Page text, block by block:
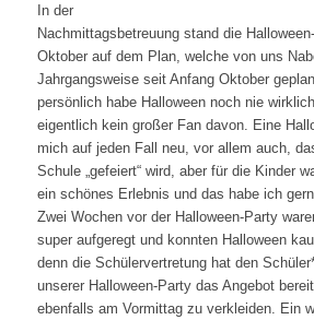
In der
Nachmittagsbetreuung stand die
Oktober auf dem Plan, welche von uns
Jahrgangsweise seit Anfang Oktober
persönlich habe Halloween noch nie
eigentlich kein großer Fan davon. Eine
mich auf jeden Fall neu, vor allem auch,
Schule „gefeiert“ wird, aber für die Kinder
ein schönes Erlebnis und das habe ich
Zwei Wochen vor der Halloween-Party
super aufgeregt und konnten Halloween
denn die Schülervertretung hat den
unserer Halloween-Party das Angebot
ebenfalls am Vormittag zu verkleiden. Ein